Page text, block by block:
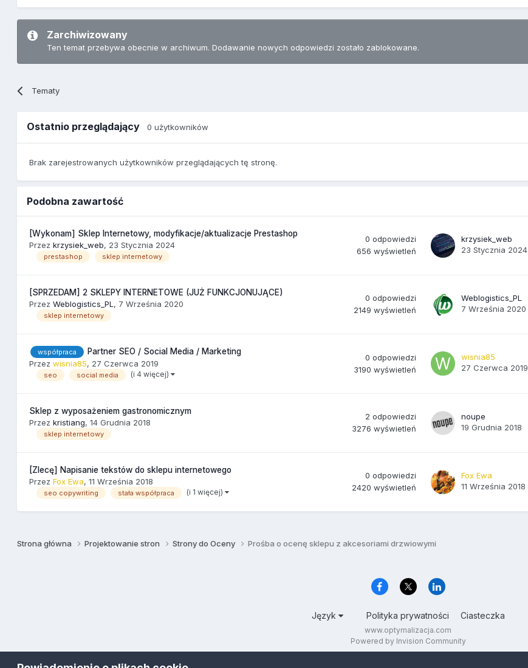
Zarchiwizowany
Ten temat przebywa obecnie w archiwum. Dodawanie nowych odpowiedzi zostało zablokowane.
Tematy
Ostatnio przeglądający0 użytkowników
Brak zarejestrowanych użytkowników przeglądających tę stronę.
Podobna zawartość
[Wykonam] Sklep Internetowy, modyfikacje/aktualizacje Prestashop
Przezkrzysiek_web, 23 Stycznia 2024
prestashop sklep internetowy
0 odpowiedzi
656 wyświetleń
krzysiek_web
23 Stycznia 2024
[SPRZEDAM] 2 SKLEPY INTERNETOWE (JUŻ FUNKCJONUJĄCE)
PrzezWeblogistics_PL, 7 Września 2020
sklep internetowy
0 odpowiedzi
2149 wyświetleń
Weblogistics_PL
7 Września 2020
współpraca
Partner SEO / Social Media / Marketing
Przezwisnia85, 27 Czerwca 2019
seo social media (i 4 więcej)
0 odpowiedzi
3190 wyświetleń
wisnia85
27 Czerwca 2019
Sklep z wyposażeniem gastronomicznym
Przezkristiang,14 Grudnia 2018
sklep internetowy
2 odpowiedzi
3276 wyświetleń
noupe
19 Grudnia 2018
[Zlecę] Napisanie tekstów do sklepu internetowego
PrzezFox Ewa,11 Września 2018
seo copywriting stała współpraca (i 1 więcej)
0 odpowiedzi
2420 wyświetleń
Fox Ewa
11 Września 2018
Strona główna Projektowanie stron Strony do Oceny Prośba o ocenę sklepu z akcesoriami drzwiowymi
Język Polityka prywatności Ciasteczka
www.optymalizacja.com
Powered by Invision Community